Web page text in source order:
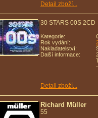
Detail zboží...
30 STARS 00S 2CD
Kategorie:
Rok vydání:
Nakladatelství:
Další informace:
Detail zboží...
Richard Müller
55